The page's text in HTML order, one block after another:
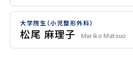
大学院生（小児整形外科）
松尾 麻理子 Mariko Matsuo